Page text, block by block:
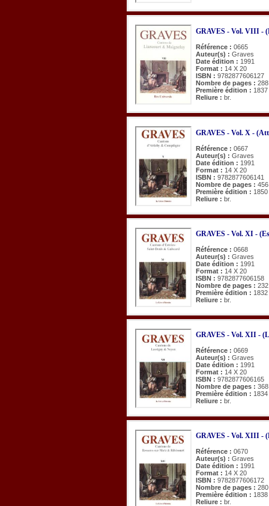
GRAVES - Vol. VIII -
Référence : 0665
Auteur(s) : Graves
Date édition : 1991
Format : 14 X 20
ISBN : 9782877606127
Nombre de pages : 288
Première édition : 1837
Reliure : br.
GRAVES - Vol. X -
Référence : 0667
Auteur(s) : Graves
Date édition : 1991
Format : 14 X 20
ISBN : 9782877606141
Nombre de pages : 456
Première édition :
Reliure : br.
GRAVES - Vol. XI -
Référence : 0668
Auteur(s) : Graves
Date édition : 1991
Format : 14 X 20
ISBN : 9782877606158
Nombre de pages : 232
Première édition : 1832
Reliure : br.
GRAVES - Vol. XII -
Référence : 0669
Auteur(s) : Graves
Date édition : 1991
Format : 14 X 20
ISBN : 9782877606165
Nombre de pages : 368
Première édition : 1834
Reliure : br.
GRAVES - Vol. XIII -
Référence : 0670
Auteur(s) : Graves
Date édition : 1991
Format : 14 X 20
ISBN : 9782877606172
Nombre de pages : 280
Première édition : 1838
Reliure : br.